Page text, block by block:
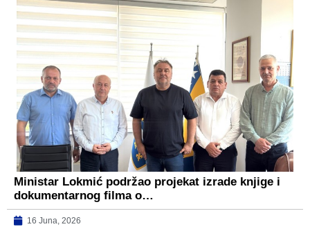
Ministar Lokmić podržao projekat izrade knjige i
dokumentarnog filma o…
16 Juna, 2026